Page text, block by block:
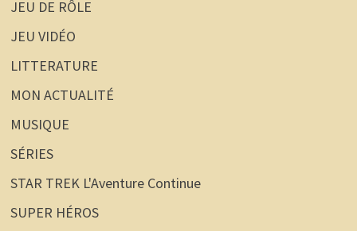
JEU DE RÔLE
JEU VIDÉO
LITTERATURE
MON ACTUALITÉ
MUSIQUE
SÉRIES
STAR TREK L'Aventure Continue
SUPER HÉROS